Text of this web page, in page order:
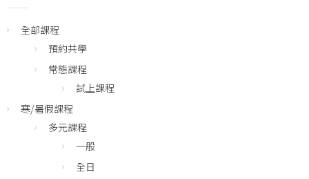
全部課程
預約共學
常態課程
試上課程
寒/暑假課程
多元課程
一般
全日